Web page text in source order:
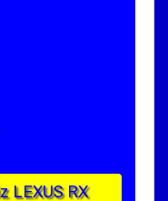
LEXUS RX